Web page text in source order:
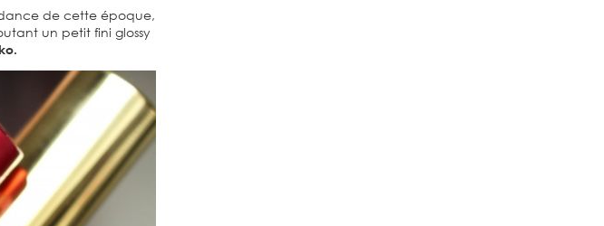
de cette époque,
un petit fini glossy